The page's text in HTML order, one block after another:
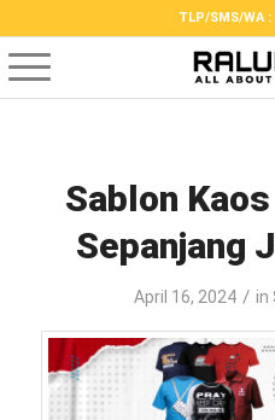
TLP/SMS/WA :
Sablon
Sepanjang
April 16, 2024 / in